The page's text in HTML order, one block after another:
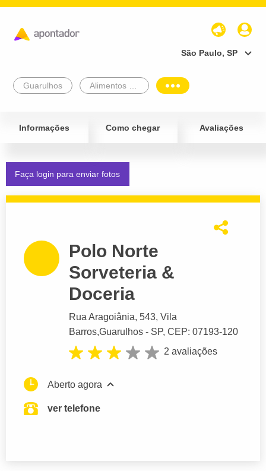
São Paulo, SP
Guarulhos
Informações Como chegar Avaliações
Faça login para enviar fotos
Polo Norte
Sorveteria &
Doceria
Rua Aragoiânia, 543, Vila
Barros,Guarulhos - SP, CEP: 07193-120
2 avaliações
Aberto agora
ver telefone